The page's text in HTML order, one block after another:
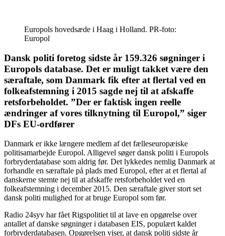
Europols hovedsæde i Haag i Holland. PR-foto:
Europol
Dansk politi foretog sidste år 159.326 søgninger i
Europols database. Det er muligt takket være den
særaftale, som Danmark fik efter at flertal ved en
folkeafstemning i 2015 sagde nej til at afskaffe
retsforbeholdet. ”Der er faktisk ingen reelle
ændringer af vores tilknytning til Europol,” siger
DFs EU-ordfører
Danmark er ikke længere medlem af det fælleseuropæiske
politisamarbejde Europol. Alligevel søger dansk politi i Europols
forbryderdatabase som aldrig før. Det lykkedes nemlig Danmark at
forhandle en særaftale på plads med Europol, efter at et flertal af
danskerne stemte nej til at afskaffe retsforbeholdet ved en
folkeafstemning i december 2015. Den særaftale giver stort set
dansk politi mulighed for at bruge Europol som før.
Radio 24syv har fået Rigspolitiet til at lave en opgørelse over
antallet af danske søgninger i databasen EIS, populært kaldet
forbryderdatabasen. Opgørelsen viser, at dansk politi sidste år